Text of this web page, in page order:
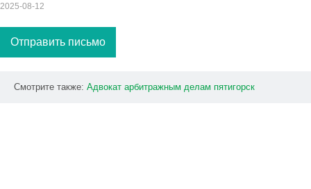
2025-08-12
Отправить письмо
Смотрите также: Адвокат арбитражным делам пятигорск